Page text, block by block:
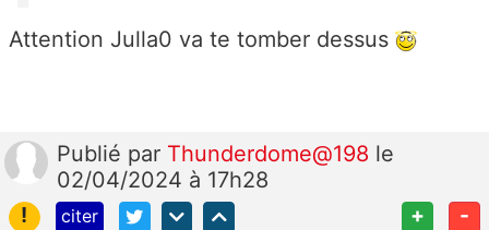
Attention Julla0 va te tomber dessus
Publié par Thunderdome@198 le
02/04/2024 à 17h28
!
citer + -